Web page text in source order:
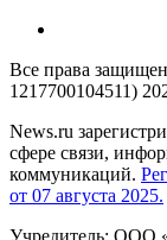
Все права
1217700104511)
News.ru
сфере связи,
коммуникаций.
от 07 августа 2025.
Учредитель: